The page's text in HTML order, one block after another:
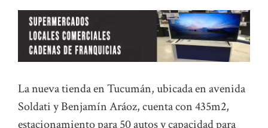
La nueva tienda en Tucumán, ubicada en avenida
Soldati y Benjamín Aráoz, cuenta con 435m2,
estacionamiento para 50 autos y capacidad para